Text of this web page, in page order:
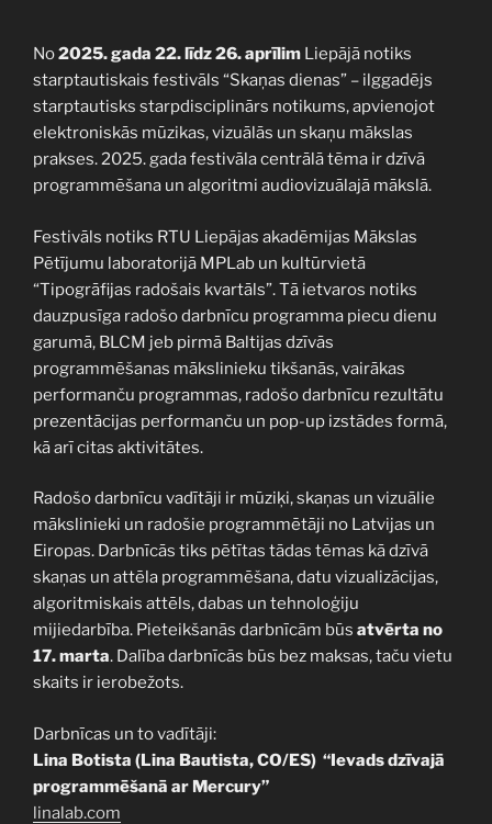
No2025. gada 22. līdz 26. aprīlim Liepājā notiks
starptautiskais festivāls “Skaņas dienas” – ilggadējs
starptautisks starpdisciplinārs notikums, apvienojot
elektroniskās mūzikas, vizuālās un skaņu mākslas
prakses. 2025. gada festivāla centrālā tēma ir dzīvā
programmēšana un algoritmi audiovizuālajā mākslā.
Festivāls notiks RTU Liepājas akadēmijas Mākslas
Pētījumu laboratorijā MPLab un kultūrvietā
“Tipogrāfijas radošais kvartāls”. Tā ietvaros notiks
dauzpusīga radošo darbnīcu programma piecu dienu
garumā, BLCM jeb pirmā Baltijas dzīvās
programmēšanas mākslinieku tikšanās, vairākas
performanču programmas, radošo darbnīcu rezultātu
prezentācijas performanču un pop-up izstādes formā,
kā arī citas aktivitātes.
Radošo darbnīcu vadītāji ir mūziķi, skaņas un vizuālie
mākslinieki un radošie programmētāji no Latvijas un
Eiropas. Darbnīcās tiks pētītas tādas tēmas kā dzīvā
skaņas un attēla programmēšana, datu vizualizācijas,
algoritmiskais attēls, dabas un tehnoloģiju
mijiedarbība. Pieteikšanās darbnīcām būs atvērta no
17. marta. Dalība darbnīcās būs bez maksas, taču vietu
skaits ir ierobežots.
Darbnīcas un to vadītāji:
Lina Botista (Lina Bautista, CO/ES) “Ievads dzīvajā
programmēšanā ar Mercury”
linalab.com